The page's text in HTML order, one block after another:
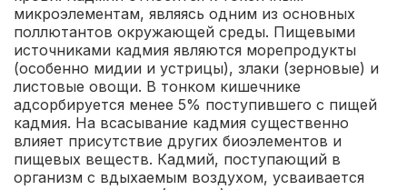
микроэлементам, являясь одним из основных
поллютантов окружающей среды. Пищевыми
источниками кадмия являются морепродукты
(особенно мидии и устрицы), злаки (зерновые) и
листовые овощи. В тонком кишечнике
адсорбируется менее 5% поступившего с пищей
кадмия. На всасывание кадмия существенно
влияет присутствие других биоэлементов и
пищевых веществ. Кадмий, поступающий в
организм с вдыхаемым воздухом, усваивается